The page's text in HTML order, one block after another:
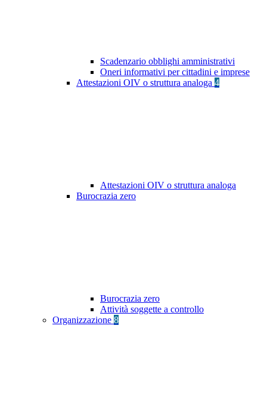
Scadenzario obblighi amministrativi
Oneri informativi per cittadini e imprese
Attestazioni OIV o struttura analoga 4
Attestazioni OIV o struttura analoga
Burocrazia zero
Burocrazia zero
Attività soggette a controllo
Organizzazione 8